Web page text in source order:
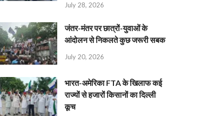
July 28, 2026
जंतर-मंतर पर छात्रों-युवाओं के
आंदोलन से निकलते कुछ जरूरी सबक
July 20, 2026
भारत-अमेरिका FTA के खिलाफ कई
राज्यों से हजारों किसानों का दिल्ली
कूच